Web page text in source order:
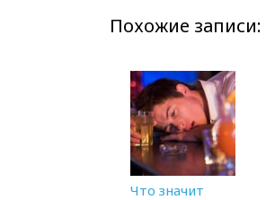
Похожие записи:
Что значит